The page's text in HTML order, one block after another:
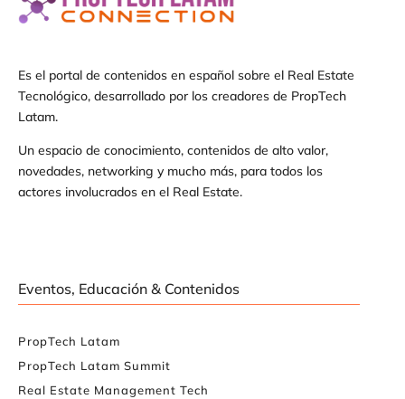
Es el portal de contenidos en español sobre el Real Estate
Tecnológico, desarrollado por los creadores de PropTech
Latam.
Un espacio de conocimiento, contenidos de alto valor,
novedades, networking y mucho más, para todos los
actores involucrados en el Real Estate.
Eventos, Educación & Contenidos
PropTech Latam
PropTech Latam Summit
Real Estate Management Tech